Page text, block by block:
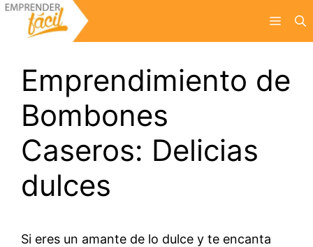
Saltar
Menú
Emprendimiento de
Bombones
Caseros: Delicias
dulces
Si eres un amante de lo dulce y te encanta